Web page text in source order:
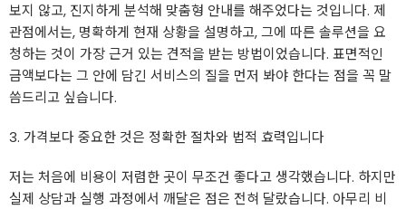
보지 않고, 진지하게 분석해 맞춤형 안내를 해주었다는 것입니다. 제
관점에서는, 명확하게 현재 상황을 설명하고, 그에 따른 솔루션을 요
청하는 것이 가장 근거 있는 견적을 받는 방법이었습니다. 표면적인
금액보다는 그 안에 담긴 서비스의 질을 먼저 봐야 한다는 점을 꼭 말
씀드리고 싶습니다.
3. 가격보다 중요한 것은 정확한 절차와 법적 효력입니다
저는 처음에 비용이 저렴한 곳이 무조건 좋다고 생각했습니다. 하지만
실제 상담과 실행 과정에서 깨달은 점은 전혀 달랐습니다. 아무리 비